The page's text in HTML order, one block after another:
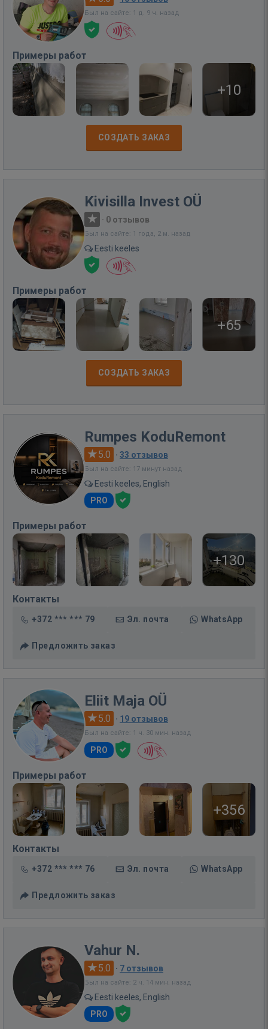
Был на сайте: 1 д. 9 ч. назад
Примеры работ
+10
СОЗДАТЬ ЗАКАЗ
Kivisilla Invest OÜ
· 0 отзывов
Был на сайте: 1 года, 2 м. назад
Eesti keeles
Примеры работ
+65
СОЗДАТЬ ЗАКАЗ
Rumpes KoduRemont
5.0 · 33 отзывов
Был на сайте: 17 минут назад
Eesti keeles, English
PRO
Примеры работ
+130
Контакты
+372 *** *** 79 Эл. почта WhatsApp
Предложить заказ
Eliit Maja OÜ
5.0 · 19 отзывов
Был на сайте: 1 ч. 30 мин. назад
PRO
Примеры работ
+356
Контакты
+372 *** *** 76 Эл. почта WhatsApp
Предложить заказ
Vahur N.
5.0 · 7 отзывов
Был на сайте: 2 ч. 14 мин. назад
Eesti keeles, English
PRO